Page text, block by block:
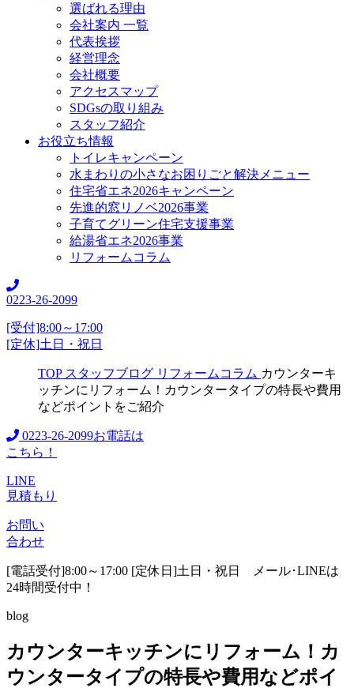
選ばれる理由
会社案内 一覧
代表挨拶
経営理念
会社概要
アクセスマップ
SDGsの取り組み
スタッフ紹介
お役立ち情報
トイレキャンペーン
水まわりの小さなお困りごと解決メニュー
住宅省エネ2026キャンペーン
先進的窓リノベ2026事業
子育てグリーン住宅支援事業
給湯省エネ2026事業
リフォームコラム
0223-26-2099
[受付]8:00～17:00
[定休]土日・祝日
TOP スタッフブログ リフォームコラム カウンターキ
ッチンにリフォーム！カウンタータイプの特長や費用
などポイントをご紹介
0223-26-2099お電話は
こちら！
LINE
見積もり
お問い
合わせ
[電話受付]8:00～17:00 [定休日]土日・祝日
メール･LINEは
24時間受付中！
blog
カウンターキッチンにリフォーム！カ
ウンタータイプの特長や費用などポイ